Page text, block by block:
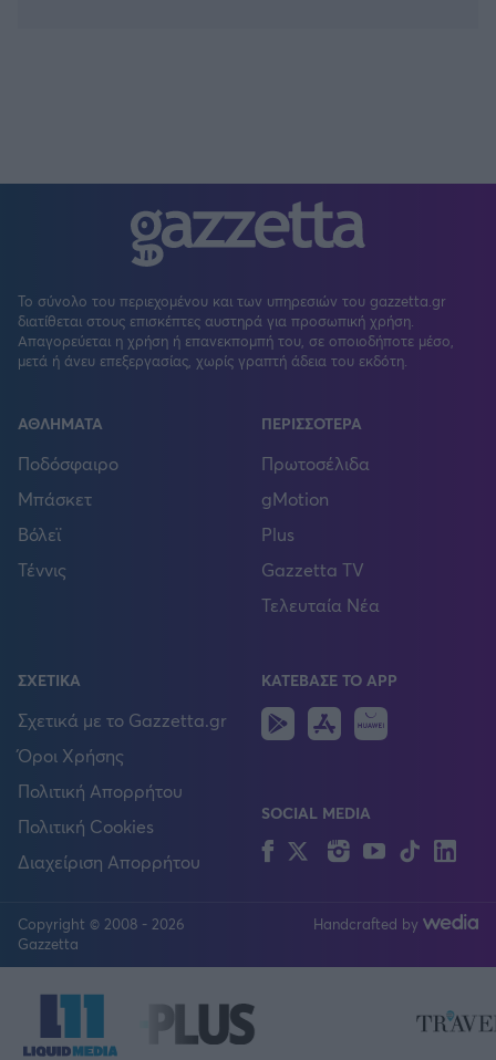
Το σύνολο του περιεχομένου και των υπηρεσιών του gazzetta.gr
διατίθεται στους επισκέπτες αυστηρά για προσωπική χρήση.
Απαγορεύεται η χρήση ή επανεκπομπή του, σε οποιοδήποτε μέσο,
μετά ή άνευ επεξεργασίας, χωρίς γραπτή άδεια του εκδότη.
ΑΘΛΗΜΑΤΑ
Ποδόσφαιρο
Μπάσκετ
Βόλεϊ
Τέννις
ΠΕΡΙΣΣΟΤΕΡΑ
Πρωτοσέλιδα
gMotion
Plus
Gazzetta TV
Τελευταία Νέα
ΣΧΕΤΙΚΑ
Σχετικά με το Gazzetta.gr
Όροι Χρήσης
Πολιτική Απορρήτου
Πολιτική Cookies
Διαχείριση Απορρήτου
ΚΑΤΕΒΑΣΕ ΤΟ APP
Android
IOS
SOCIAL MEDIA
FacebookTwitterInstagram
YouTubeTikTok
Copyright © 2008 - 2026
Gazzetta
Handcrafted by